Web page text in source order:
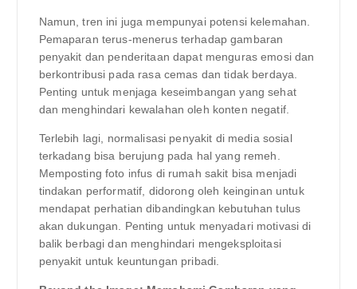
Namun, tren ini juga mempunyai potensi kelemahan.
Pemaparan terus-menerus terhadap gambaran
penyakit dan penderitaan dapat menguras emosi dan
berkontribusi pada rasa cemas dan tidak berdaya.
Penting untuk menjaga keseimbangan yang sehat
dan menghindari kewalahan oleh konten negatif.
Terlebih lagi, normalisasi penyakit di media sosial
terkadang bisa berujung pada hal yang remeh.
Memposting foto infus di rumah sakit bisa menjadi
tindakan performatif, didorong oleh keinginan untuk
mendapat perhatian dibandingkan kebutuhan tulus
akan dukungan. Penting untuk menyadari motivasi di
balik berbagi dan menghindari mengeksploitasi
penyakit untuk keuntungan pribadi.